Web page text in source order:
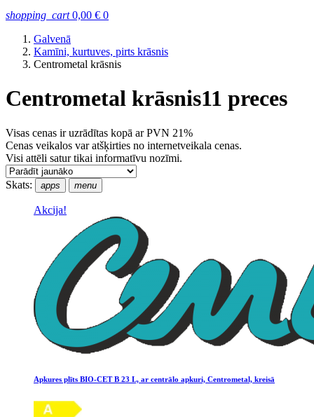
shopping_cart 0,00 € 0
Galvenā
Kamīni, kurtuves, pirts krāsnis
Centrometal krāsnis
Centrometal krāsnis11 preces
Visas cenas ir uzrādītas kopā ar PVN 21%
Cenas veikalos var atšķirties no internetveikala cenas.
Visi attēli satur tikai informatīvu nozīmi.
Skats: apps menu
Akcija!
Apkures plīts BIO-CET B 23 L, ar centrālo apkuri, Centrometal, kreisā